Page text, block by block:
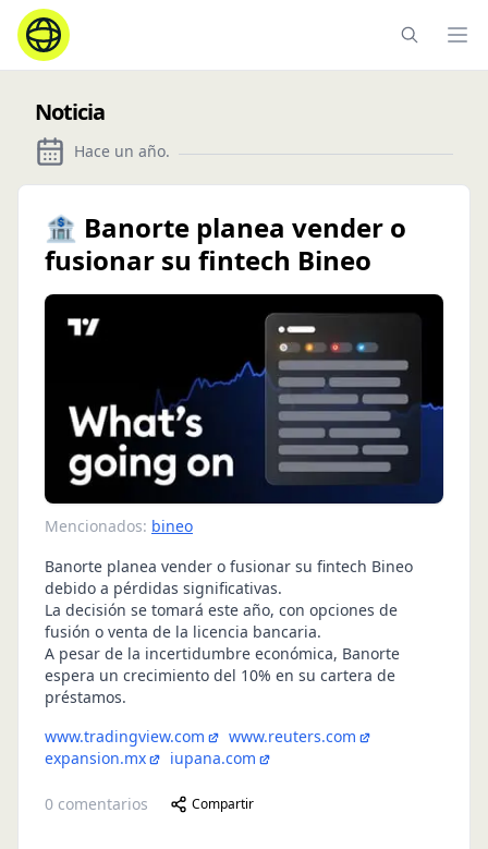
Noticia
Hace un año.
🏦 Banorte planea vender o
fusionar su fintech Bineo
Mencionados: bineo
Banorte planea vender o fusionar su fintech Bineo
debido a pérdidas significativas.
La decisión se tomará este año, con opciones de
fusión o venta de la licencia bancaria.
A pesar de la incertidumbre económica, Banorte
espera un crecimiento del 10% en su cartera de
préstamos.
www.tradingview.com
www.reuters.com
expansion.mx
iupana.com
0 comentarios Compartir